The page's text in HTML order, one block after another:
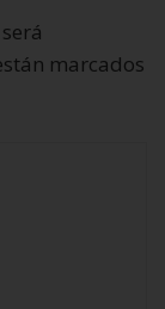
marcados